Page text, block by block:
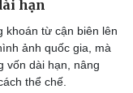
hạn
khoán từ cận biên lên
ảnh quốc gia, mà
vốn dài hạn, nâng
thể chế.